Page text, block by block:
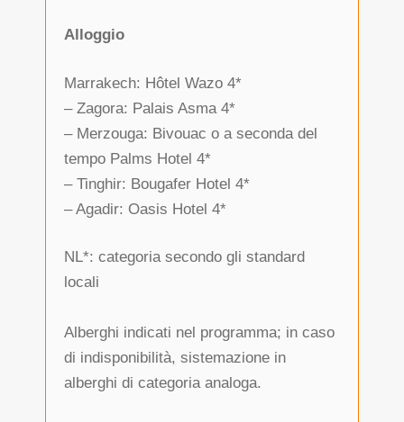
Alloggio
Marrakech: Hôtel Wazo 4*
– Zagora: Palais Asma 4*
– Merzouga: Bivouac o a seconda del
tempo Palms Hotel 4*
– Tinghir: Bougafer Hotel 4*
– Agadir: Oasis Hotel 4*
NL*: categoria secondo gli standard
locali
Alberghi indicati nel programma; in caso
di indisponibilità, sistemazione in
alberghi di categoria analoga.